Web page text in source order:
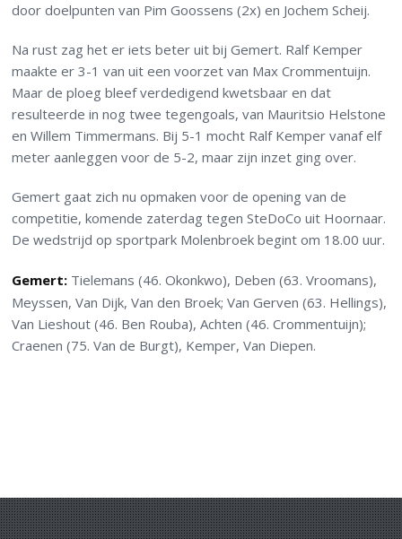
door doelpunten van Pim Goossens (2x) en Jochem Scheij.
Na rust zag het er iets beter uit bij Gemert. Ralf Kemper
maakte er 3-1 van uit een voorzet van Max Crommentuijn.
Maar de ploeg bleef verdedigend kwetsbaar en dat
resulteerde in nog twee tegengoals, van Mauritsio Helstone
en Willem Timmermans. Bij 5-1 mocht Ralf Kemper vanaf elf
meter aanleggen voor de 5-2, maar zijn inzet ging over.
Gemert gaat zich nu opmaken voor de opening van de
competitie, komende zaterdag tegen SteDoCo uit Hoornaar.
De wedstrijd op sportpark Molenbroek begint om 18.00 uur.
Gemert: Tielemans (46. Okonkwo), Deben (63. Vroomans),
Meyssen, Van Dijk, Van den Broek; Van Gerven (63. Hellings),
Van Lieshout (46. Ben Rouba), Achten (46. Crommentuijn);
Craenen (75. Van de Burgt), Kemper, Van Diepen.